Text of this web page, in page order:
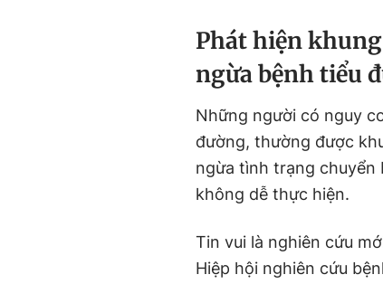
Phát hiện
ngừa bệnh tiểu
Những người có nguy
đường, thường được
ngừa tình trạng chuyển
không dễ thực hiện.
Tin vui là nghiên cứu
Hiệp hội nghiên cứu